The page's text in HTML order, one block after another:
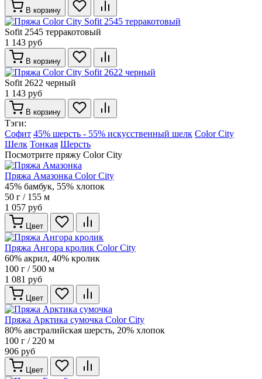
В корзину
Sofit 2545 терракотовый
1 143 руб
В корзину
Sofit 2622 черный
1 143 руб
В корзину
Тэги:
Софит 45% шерсть - 55% искусственный шелк Color City
Шелк Тонкая Шерсть
Посмотрите пряжу Color City
Пряжа Амазонка Color City
45% бамбук, 55% хлопок
50 г / 155 м
1 057 руб
Цвет
Пряжа Ангора кролик Color City
60% акрил, 40% кролик
100 г / 500 м
1 081 руб
Цвет
Пряжа Арктика сумочка Color City
80% австралийская шерсть, 20% хлопок
100 г / 220 м
906 руб
Цвет